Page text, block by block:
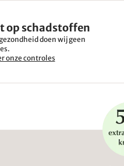
op schadstoffen
doen wij geen
onze controles